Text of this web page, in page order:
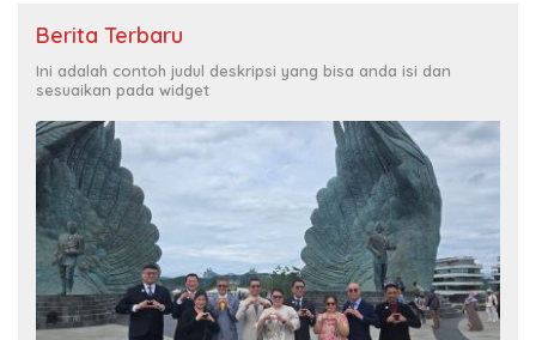
Berita Terbaru
Ini adalah contoh judul deskripsi yang bisa anda isi dan
sesuaikan pada widget